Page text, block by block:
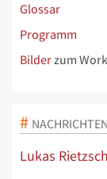
Glossar
Programm
Bilder zum
NACHRICHTEN
Lukas